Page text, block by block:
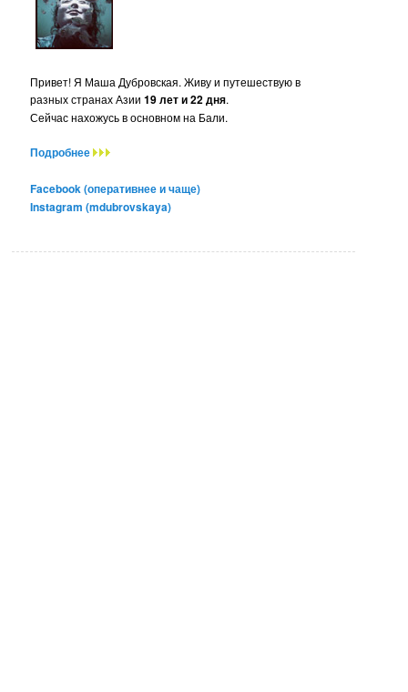
Привет! Я Маша Дубровская. Живу и путешествую в
разных странах Азии19 лет и 22 дня.
Сейчас нахожусь в основном на Бали.
Подробнее
Facebook (оперативнее и чаще)
Instagram (mdubrovskaya)